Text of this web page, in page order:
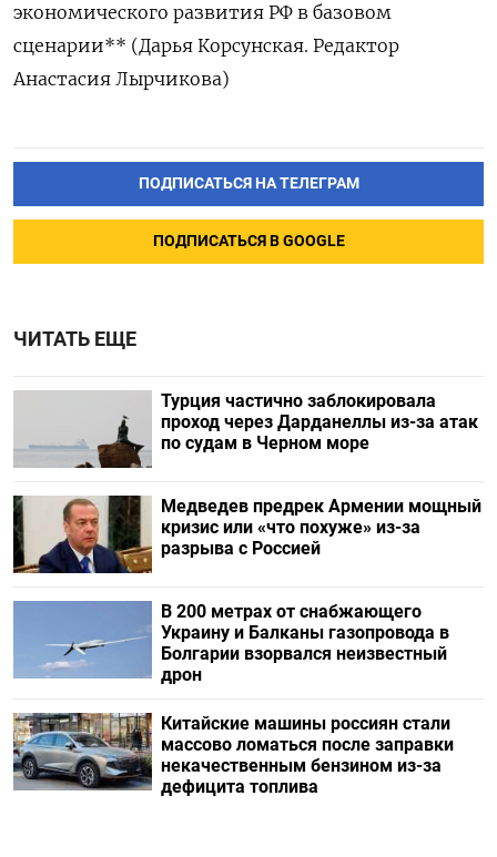
экономического развития РФ в базовом
сценарии** (Дарья Корсунская. Редактор
Анастасия Лырчикова)
ПОДПИСАТЬСЯ НА ТЕЛЕГРАМ
ПОДПИСАТЬСЯ В GOOGLE
ЧИТАТЬ ЕЩЕ
Турция частично заблокировала
проход через Дарданеллы из-за атак
по судам в Черном море
Медведев предрек Армении мощный
кризис или «что похуже» из-за
разрыва с Россией
В 200 метрах от снабжающего
Украину и Балканы газопровода в
Болгарии взорвался неизвестный
дрон
Китайские машины россиян стали
массово ломаться после заправки
некачественным бензином из-за
дефицита топлива